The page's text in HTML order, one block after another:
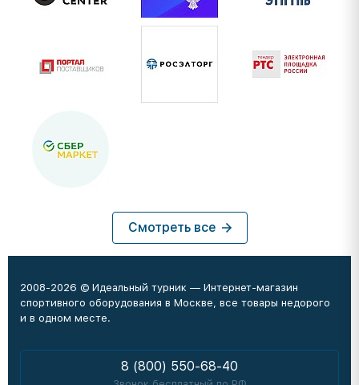
Смотреть все
2008-2026 © Идеальный турник — Интернет-магазин
спортивного оборудования в Москве, все товары недорого
и в одном месте.
8 (800) 550-68-40